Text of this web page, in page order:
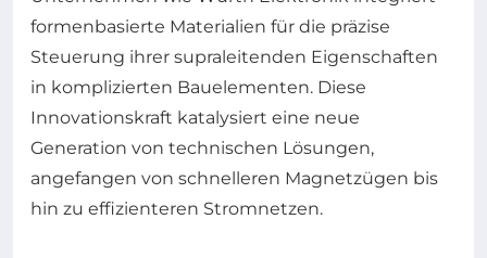
formenbasierte Materialien für die präzise
Steuerung ihrer supraleitenden Eigenschaften
in komplizierten Bauelementen. Diese
Innovationskraft katalysiert eine neue
Generation von technischen Lösungen,
angefangen von schnelleren Magnetzügen bis
hin zu effizienteren Stromnetzen.